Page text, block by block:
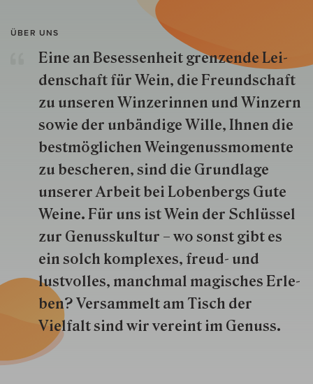
ÜBER UNS
Eine an Besessenheit gren­zende Lei­
den­schaft für Wein, die Freund­schaft
zu unseren Win­zer­innen und Win­zern
so­wie der un­bän­dige Wille, Ihnen die
best­mög­lich­en Wein­genuss­momente
zu besche­ren, sind die Grund­lage
unserer Arbeit bei Lobenbergs Gute
Weine. Für uns ist Wein der Schlüs­sel
zur Genuss­kultur – wo sonst gibt es
ein solch kom­plexes, freud- und
lustvolles, manchmal ma­gisch­es Er­le­
ben? Versammelt am Tisch der
Vielfalt sind wir ver­eint im Genuss.